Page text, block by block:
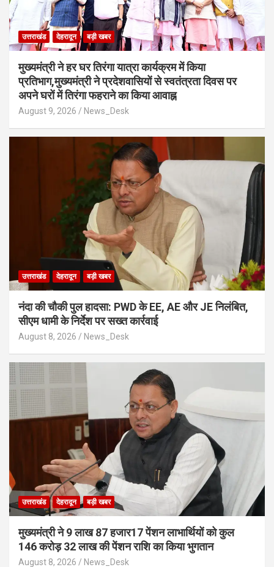
उत्तराखंड देहरादून बड़ी खबर
मुख्यमंत्री ने हर घर तिरंगा यात्रा कार्यक्रम में किया
प्रतिभाग,मुख्यमंत्री ने प्रदेशवासियों से स्वतंत्रता दिवस पर
अपने घरों में तिरंगा फहराने का किया आवाह्न
August 9, 2026 News_Desk
उत्तराखंड देहरादून बड़ी खबर
नंदा की चौकी पुल हादसा: PWD के EE, AE और JE निलंबित,
सीएम धामी के निर्देश पर सख्त कार्रवाई
August 8, 2026 News_Desk
उत्तराखंड देहरादून बड़ी खबर
मुख्यमंत्री ने 9 लाख 87 हजार17 पेंशन लाभार्थियों को कुल
146 करोड़ 32 लाख की पेंशन राशि का किया भुगतान
August 8, 2026 News_Desk